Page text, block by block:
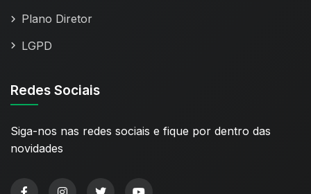
Plano Diretor
LGPD
Redes Sociais
Siga-nos nas redes sociais e fique por dentro das
novidades